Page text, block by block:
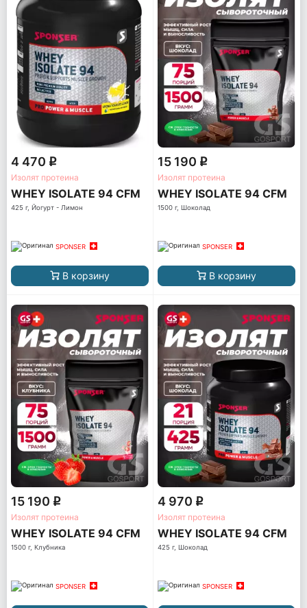
4 470 q
Изолят протеина
WHEY ISOLATE 94 CFM
425 г, Йогурт - Лимон
SPONSER
В корзину
15 190 q
Изолят протеина
WHEY ISOLATE 94 CFM
1500 г, Шоколад
SPONSER
В корзину
15 190 q
Изолят протеина
WHEY ISOLATE 94 CFM
1500 г, Клубника
SPONSER
4 970 q
Изолят протеина
WHEY ISOLATE 94 CFM
425 г, Шоколад
SPONSER